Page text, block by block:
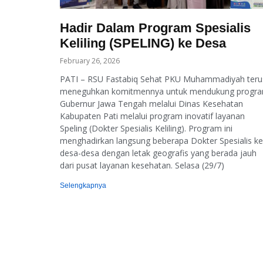
Hadir Dalam Program Spesialis
Keliling (SPELING) ke Desa
February 26, 2026
PATI – RSU Fastabiq Sehat PKU Muhammadiyah
meneguhkan komitmennya untuk mendukung
Gubernur Jawa Tengah melalui Dinas Kesehatan
Kabupaten Pati melalui program inovatif layanan
Speling (Dokter Spesialis Keliling). Program ini
menghadirkan langsung beberapa Dokter Spesialis ke
desa-desa dengan letak geografis yang berada jauh
dari pusat layanan kesehatan. Selasa (29/7)
Selengkapnya